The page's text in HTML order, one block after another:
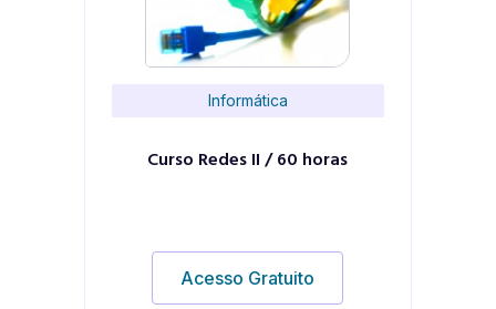
Informática
Curso Redes II / 60 horas
Acesso Gratuito